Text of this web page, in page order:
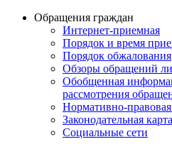
Обращения граждан
Интернет-приемная
Порядок и время
Порядок обжалования
Обзоры обращений
Обобщенная
рассмотрения
Нормативно-правовая
Законодательная карта
Социальные сети